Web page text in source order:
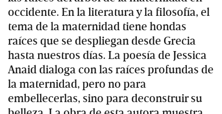
occidente. En la literatura y la filosofía, el
tema de la maternidad tiene hondas
raíces que se despliegan desde Grecia
hasta nuestros días. La poesía de Jessica
Anaid dialoga con las raíces profundas de
la maternidad, pero no para
embellecerlas, sino para deconstruir su